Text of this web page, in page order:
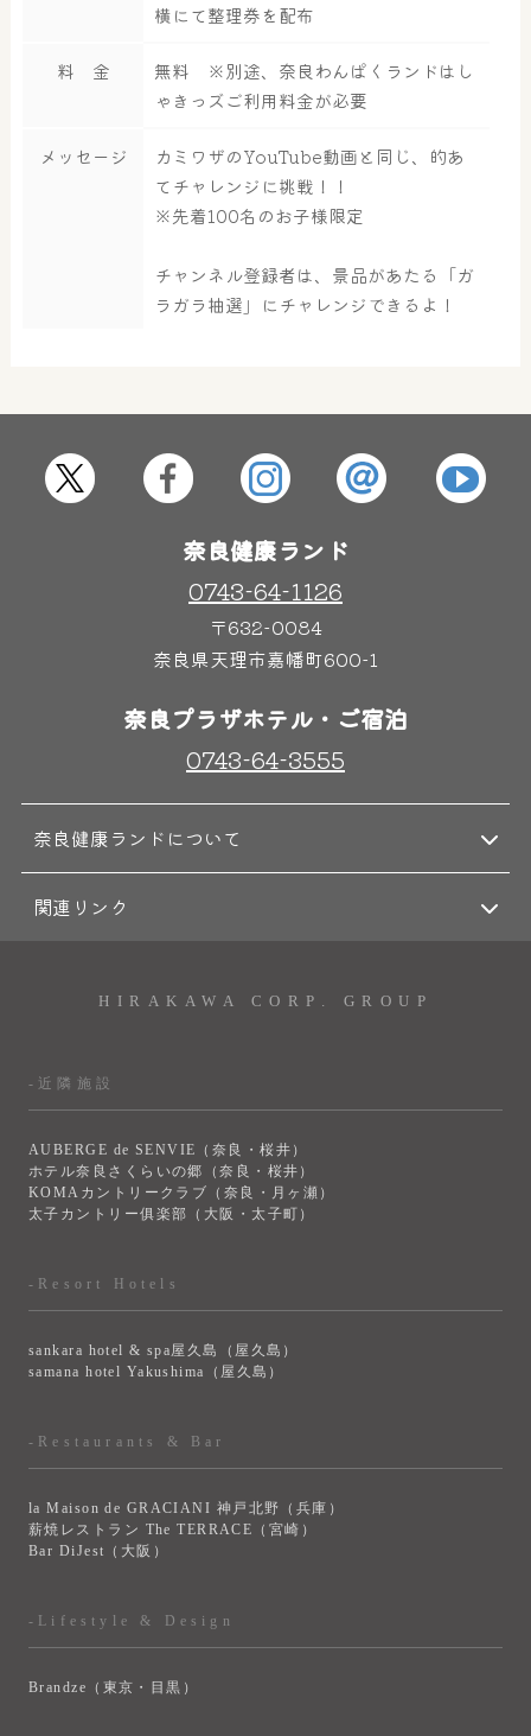
サウナ・岩盤浴
屋内レジャープール グルメ
奈良わんぱくランド
ボディケア
横にて整理券を配布
料 金
無料 ※別途、奈良わんぱくランドはし
ゃきっズご利用料金が必要
メッセージ
カミワザのYouTube動画と同じ、的あ
てチャレンジに挑戦！！
※先着100名のお子様限定
チャンネル登録者は、景品があたる「ガ
ラガラ抽選」にチャレンジできるよ！
奈良健康ランド
0743-64-1126
〒632-0084
奈良県天理市嘉幡町600-1
奈良プラザホテル・ご宿泊
0743-64-3555
奈良健康ランドについて
関連リンク
HIRAKAWA CORP. GROUP
-近隣施設
AUBERGE de SENVIE（奈良・桜井）
ホテル奈良さくらいの郷（奈良・桜井）
KOMAカントリークラブ（奈良・月ヶ瀬）
太子カントリー俱楽部（大阪・太子町）
-Resort Hotels
sankara hotel & spa屋久島（屋久島）
samana hotel Yakushima（屋久島）
-Restaurants & Bar
la Maison de GRACIANI 神戸北野（兵庫）
薪焼レストラン The TERRACE（宮崎）
Bar DiJest（大阪）
-Lifestyle & Design
Brandze（東京・目黒）